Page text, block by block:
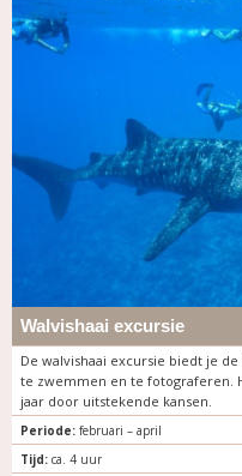
Walvishaai excursie
De walvishaai excursie biedt je
te zwemmen en te fotograferen.
jaar door uitstekende kansen.
Periode:februari – april
Tijd:ca. 4 uur